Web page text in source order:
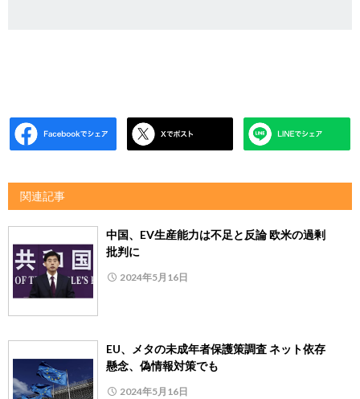
関連記事
中国、EV生産能力は不足と反論 欧米の過剰
批判に
2024年5月16日
EU、メタの未成年者保護策調査 ネット依存
懸念、偽情報対策でも
2024年5月16日